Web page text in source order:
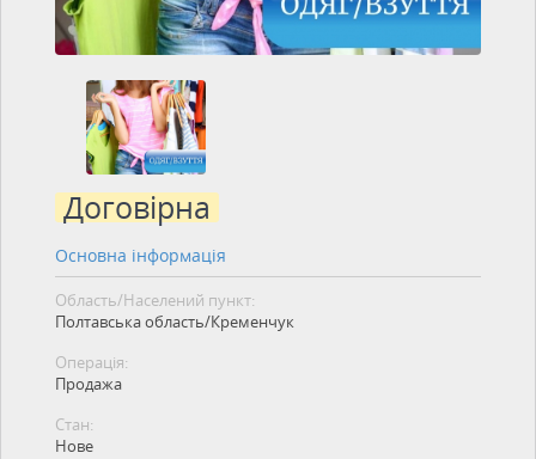
Договірна
Основна інформація
Область/Населений пункт:
Полтавська область/Кременчук
Операція:
Продажа
Стан:
Нове